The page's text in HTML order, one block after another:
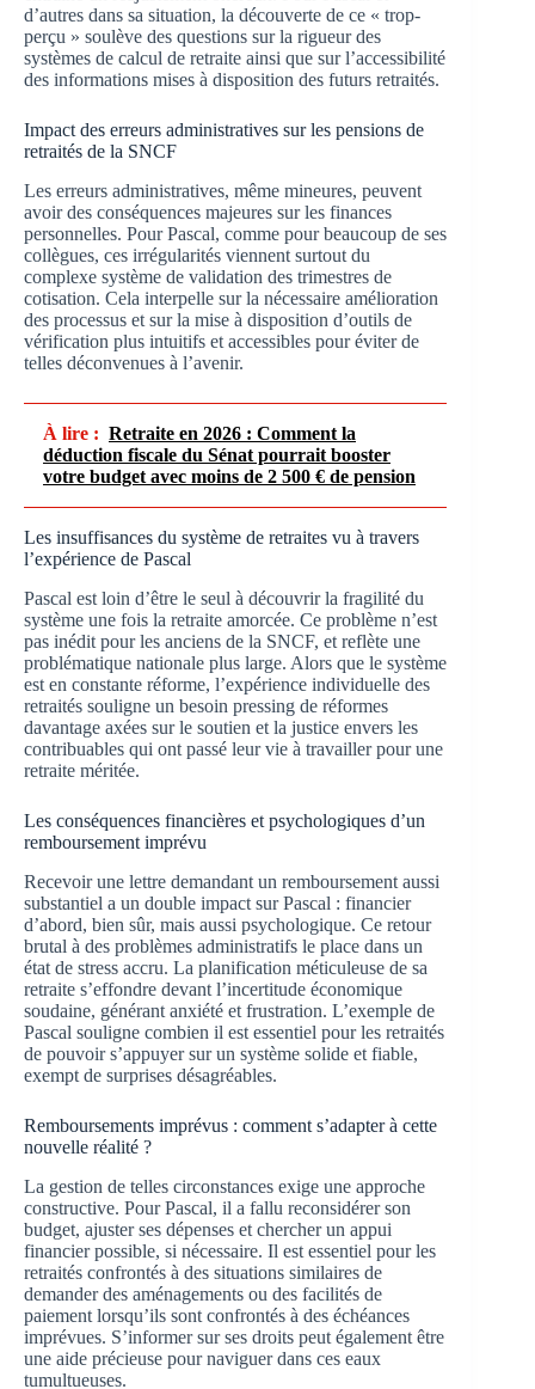
d’autres dans sa situation, la découverte de ce « trop-
perçu » soulève des questions sur la rigueur des
systèmes de calcul de retraite ainsi que sur l’accessibilité
des informations mises à disposition des futurs retraités.
Impact des erreurs administratives sur les pensions de
retraités de la SNCF
Les erreurs administratives, même mineures, peuvent
avoir des conséquences majeures sur les finances
personnelles. Pour Pascal, comme pour beaucoup de ses
collègues, ces irrégularités viennent surtout du
complexe système de validation des trimestres de
cotisation. Cela interpelle sur la nécessaire amélioration
des processus et sur la mise à disposition d’outils de
vérification plus intuitifs et accessibles pour éviter de
telles déconvenues à l’avenir.
À lire : Retraite en 2026 : Comment la
déduction fiscale du Sénat pourrait booster
votre budget avec moins de 2 500 € de pension
Les insuffisances du système de retraites vu à travers
l’expérience de Pascal
Pascal est loin d’être le seul à découvrir la fragilité du
système une fois la retraite amorcée. Ce problème n’est
pas inédit pour les anciens de la SNCF, et reflète une
problématique nationale plus large. Alors que le système
est en constante réforme, l’expérience individuelle des
retraités souligne un besoin pressing de réformes
davantage axées sur le soutien et la justice envers les
contribuables qui ont passé leur vie à travailler pour une
retraite méritée.
Les conséquences financières et psychologiques d’un
remboursement imprévu
Recevoir une lettre demandant un remboursement aussi
substantiel a un double impact sur Pascal : financier
d’abord, bien sûr, mais aussi psychologique. Ce retour
brutal à des problèmes administratifs le place dans un
état de stress accru. La planification méticuleuse de sa
retraite s’effondre devant l’incertitude économique
soudaine, générant anxiété et frustration. L’exemple de
Pascal souligne combien il est essentiel pour les retraités
de pouvoir s’appuyer sur un système solide et fiable,
exempt de surprises désagréables.
Remboursements imprévus : comment s’adapter à cette
nouvelle réalité ?
La gestion de telles circonstances exige une approche
constructive. Pour Pascal, il a fallu reconsidérer son
budget, ajuster ses dépenses et chercher un appui
financier possible, si nécessaire. Il est essentiel pour les
retraités confrontés à des situations similaires de
demander des aménagements ou des facilités de
paiement lorsqu’ils sont confrontés à des échéances
imprévues. S’informer sur ses droits peut également être
une aide précieuse pour naviguer dans ces eaux
tumultueuses.